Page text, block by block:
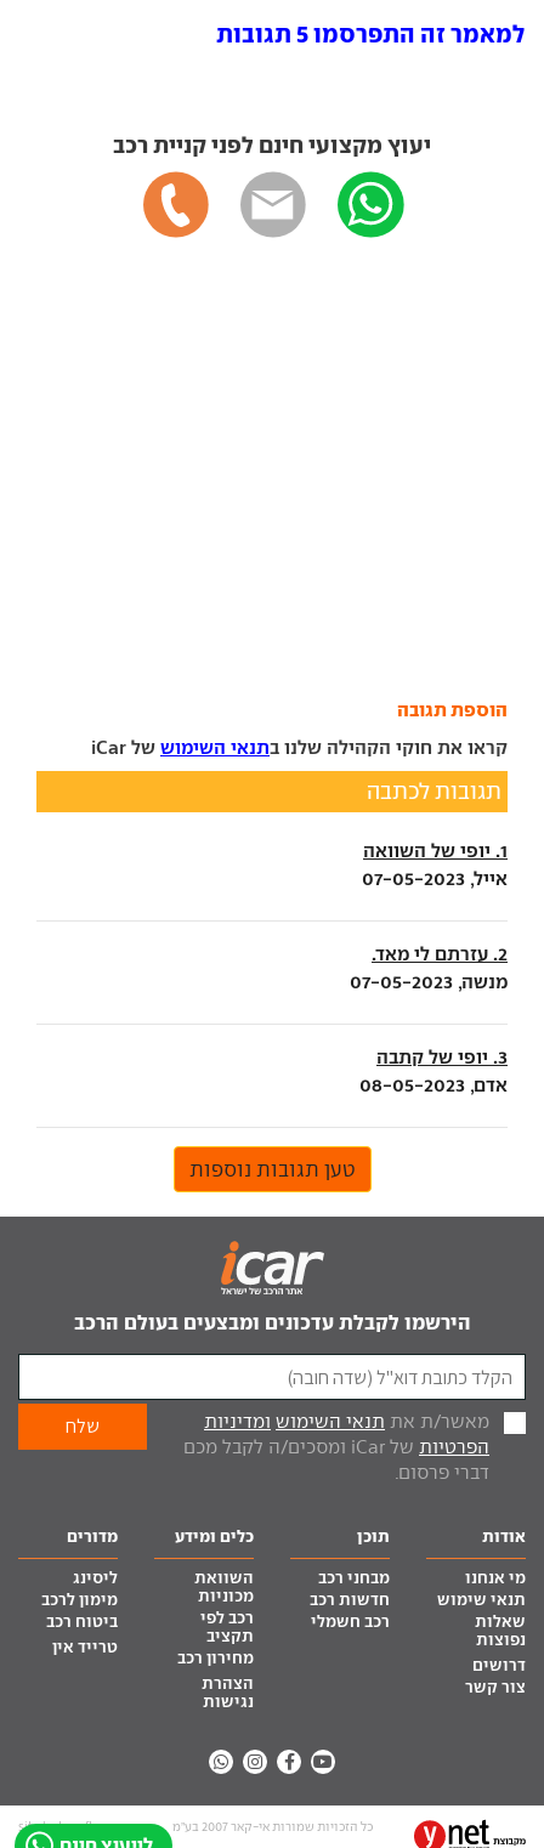
למאמר זה התפרסמו 5 תגובות
יעוץ מקצועי חינם לפני קניית רכב
הוספת תגובה
קראו את חוקי הקהילה שלנו בתנאי השימוש של iCar
תגובות לכתבה
1. יופי של השוואה
אייל, 07-05-2023
2. עזרתם לי מאד.
מנשה, 07-05-2023
3. יופי של קתבה
אדם, 08-05-2023
טען תגובות נוספות
הירשמו לקבלת עדכונים ומבצעים בעולם הרכב
מאשר/ת את תנאי השימוש ומדיניות
הפרטיות
של iCar ומסכים/ה לקבל מכם
דברי פרסום.
אודות
מי אנחנו
תנאי שימוש
שאלות
נפוצות
דרושים
צור קשר
תוכן
מבחני רכב
חדשות רכב
רכב חשמלי
כלים ומידע
השוואת
מכוניות
רכב לפי
תקציב
מחירון רכב
הצהרת
נגישות
מדורים
ליסינג
מימון לרכב
ביטוח רכב
טרייד אין
כל הזכויות שמורות אי-קאר 2007 בע”מ site by tq.soft